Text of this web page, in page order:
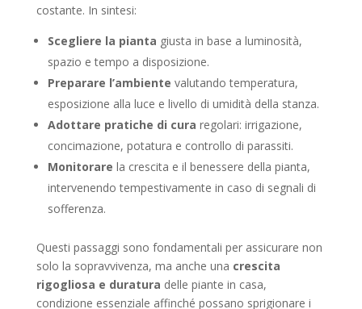
costante. In sintesi:
Scegliere la pianta giusta in base a luminosità,
spazio e tempo a disposizione.
Preparare l’ambiente valutando temperatura,
esposizione alla luce e livello di umidità della stanza.
Adottare pratiche di cura regolari: irrigazione,
concimazione, potatura e controllo di parassiti.
Monitorare la crescita e il benessere della pianta,
intervenendo tempestivamente in caso di segnali di
sofferenza.
Questi passaggi sono fondamentali per assicurare non
solo la sopravvivenza, ma anche una crescita
rigogliosa e duratura delle piante in casa,
condizione essenziale affinché possano sprigionare i